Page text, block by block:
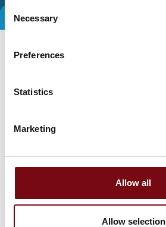
Consent
Selection
Necessary
Preferences
Statistics
Marketing
Allow all
Allow selection
Gå til hjemmeside
Antal medarbejdere